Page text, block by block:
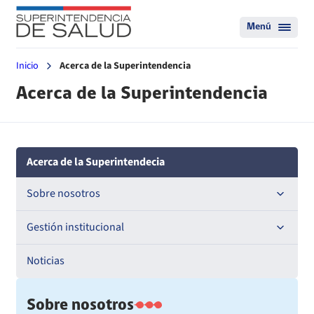
Menú
Inicio Acerca de la Superintendencia
Acerca de la Superintendencia
Acerca de la Superintendecia
Sobre nosotros
Historia
Definiciones estratégicas
Gestión institucional
Compromisos de Gestión Institucional
Noticias
Sobre nosotros